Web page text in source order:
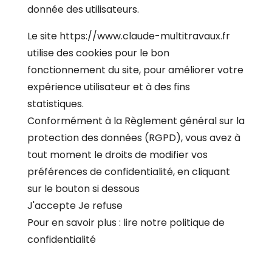
donnée des utilisateurs.
Le site https://www.claude-multitravaux.fr
utilise des cookies pour le bon
fonctionnement du site, pour améliorer votre
expérience utilisateur et à des fins
statistiques.
Conformément à la Règlement général sur la
protection des données (RGPD), vous avez à
tout moment le droits de modifier vos
préférences de confidentialité, en cliquant
sur le bouton si dessous
J'accepteJe refuse
Pour en savoir plus : lire notre politique de
confidentialité